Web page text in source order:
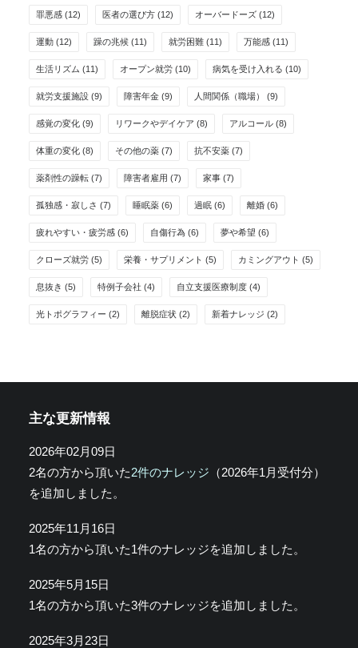
罪悪感 (12) 医者の選び方 (12) オーバードーズ (12)
運動 (12) 躁の兆候 (11) 就労困難 (11) 万能感 (11)
生活リズム (11) オープン就労 (10) 病気を受け入れる (10)
就労支援施設 (9) 障害年金 (9) 人間関係（職場） (9)
感覚の変化 (9) リワークやデイケア (8) アルコール (8)
体重の変化 (8) その他の薬 (7) 抗不安薬 (7)
薬剤性の躁転 (7) 障害者雇用 (7) 家事 (7)
孤独感・寂しさ (7) 睡眠薬 (6) 過眠 (6) 離婚 (6)
疲れやすい・疲労感 (6) 自傷行為 (6) 夢や希望 (6)
クローズ就労 (5) 栄養・サプリメント (5) カミングアウト (5)
息抜き (5) 特例子会社 (4) 自立支援医療制度 (4)
光トポグラフィー (2) 離脱症状 (2) 新着ナレッジ (2)
主な更新情報
2026年02月09日
2名の方から頂いた2件のナレッジ （2026年1月受付分）
を追加しました。
2025年11月16日
1名の方から頂いた1件のナレッジを追加しました。
2025年5月15日
1名の方から頂いた3件のナレッジを追加しました。
2025年3月23日